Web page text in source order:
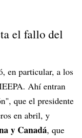
el fallo del
en particular, a los
Ahí entran
que el presidente
en abril, y
y Canadá, que